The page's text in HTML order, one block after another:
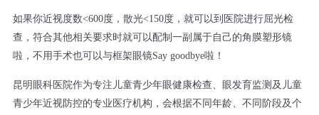
如果你近视度数<600度，散光<150度，就可以到医院进行屈光检
查，符合其他相关要求时就可以配制一副属于自己的角膜塑形镜
啦，不用手术也可以与框架眼镜Say goodbye啦！
昆明眼科医院作为专注儿童青少年眼健康检查、眼发育监测及儿童
青少年近视防控的专业医疗机构，会根据不同年龄、不同阶段及个